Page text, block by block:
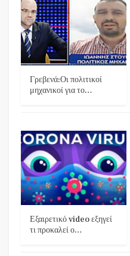
Γρεβενά:Οι πολιτικοί
μηχανικοί για το…
Εξαιρετικό video εξηγεί
τι προκαλεί ο…